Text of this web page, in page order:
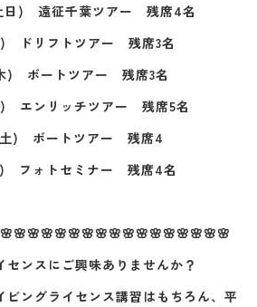
日) 遠征千葉ツアー 残席4名
) ドリフトツアー 残席3名
) ボートツアー 残席3名
) エンリッチツアー 残席5名
土) ボートツアー 残席4
) フォトセミナー 残席4名
センスにご興味ありませんか？
ビングライセンス講習はもちろん、平